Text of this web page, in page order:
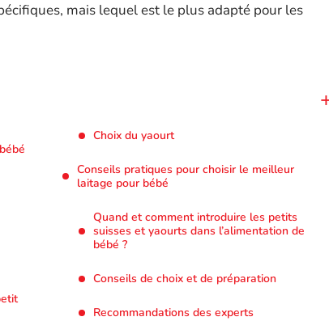
mais lequel est le plus adapté pour les
Choix du yaourt
Conseils pratiques pour choisir le meilleur
laitage pour bébé
Quand et comment introduire les petits
suisses et yaourts dans l’alimentation de
bébé ?
Conseils de choix et de préparation
Recommandations des experts